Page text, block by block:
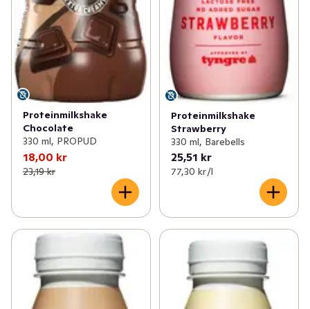
Proteinmilkshake
Chocolate
330 ml, PROPUD
18,00 kr
23,19 kr
Proteinmilkshake
Strawberry
330 ml, Barebells
25,51 kr
77,30 kr /l